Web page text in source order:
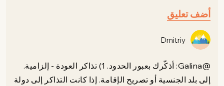
أضف تعليق
Dmitriy
@Galina: أذكّرك بعبور الحدود. 1) تذاكر العودة - إلزامية.
إلى بلد الجنسية أو تصريح الإقامة. إذا كانت التذاكر إلى دولة